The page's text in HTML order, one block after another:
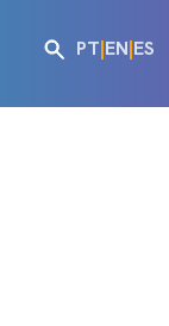
PT|EN|ES